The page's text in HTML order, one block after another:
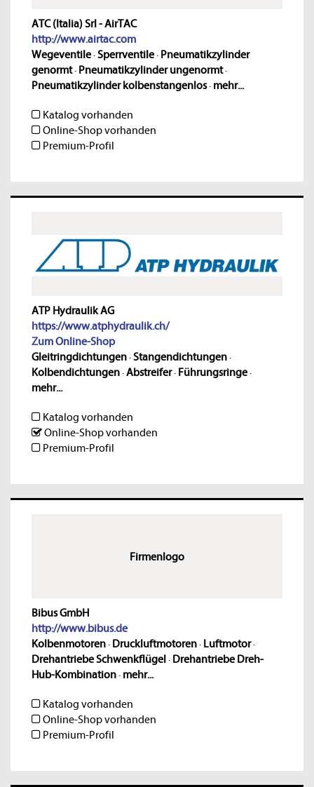
ATC (Italia) Srl - AirTAC
http://www.airtac.com
Wegeventile·Sperrventile· Pneumatikzylinder
genormt· Pneumatikzylinder ungenormt·
Pneumatikzylinder kolbenstangenlos· mehr...
Katalog vorhanden
Online-Shop vorhanden
Premium-Profil
ATP Hydraulik AG
https://www.atphydraulik.ch/
Zum Online-Shop
Gleitringdichtungen·Stangendichtungen·
Kolbendichtungen·Abstreifer· Führungsringe·
mehr...
Katalog vorhanden
Online-Shop vorhanden
Premium-Profil
Firmenlogo
Bibus GmbH
http://www.bibus.de
Kolbenmotoren· Druckluftmotoren· Luftmotor·
Drehantriebe Schwenkflügel · Drehantriebe Dreh-
Hub-Kombination· mehr...
Katalog vorhanden
Online-Shop vorhanden
Premium-Profil